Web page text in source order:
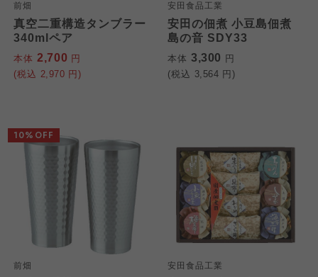
前畑
真空二重構造タンブラー
340mlペア
本体 2,700 円
(税込 2,970 円)
安田食品工業
安田の佃煮 小豆島佃煮
島の音 SDY33
本体 3,300 円
(税込 3,564 円)
前畑
10%OFF
安田食品工業